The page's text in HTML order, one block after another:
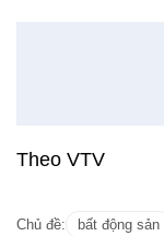
Theo VTV
Chủ đề: bất động sản